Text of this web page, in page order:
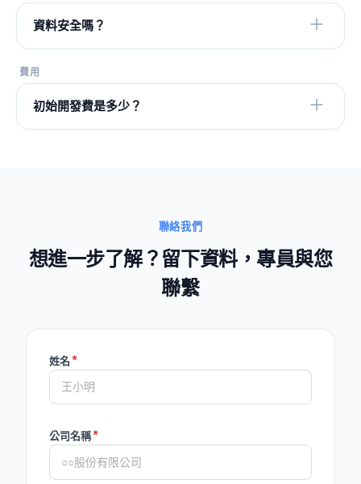
資料安全嗎？
費用
初始開發費是多少？
聯絡我們
想進一步了解？留下資料，專員與您
聯繫
姓名*
公司名稱*